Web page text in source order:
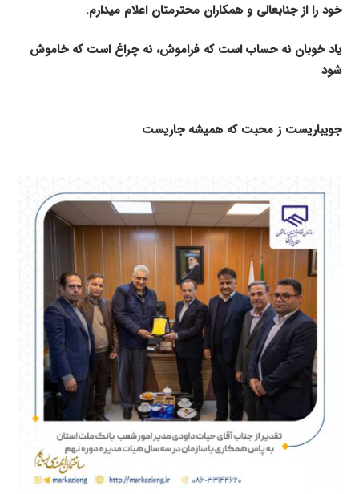
خود را از جنابعالی و همکاران محترمتان اعلام می­دارم.
یاد خوبان نه حساب است که فراموش، نه چراغ است که خاموش
شود
جویباریست ز محبت که همیشه جاریست